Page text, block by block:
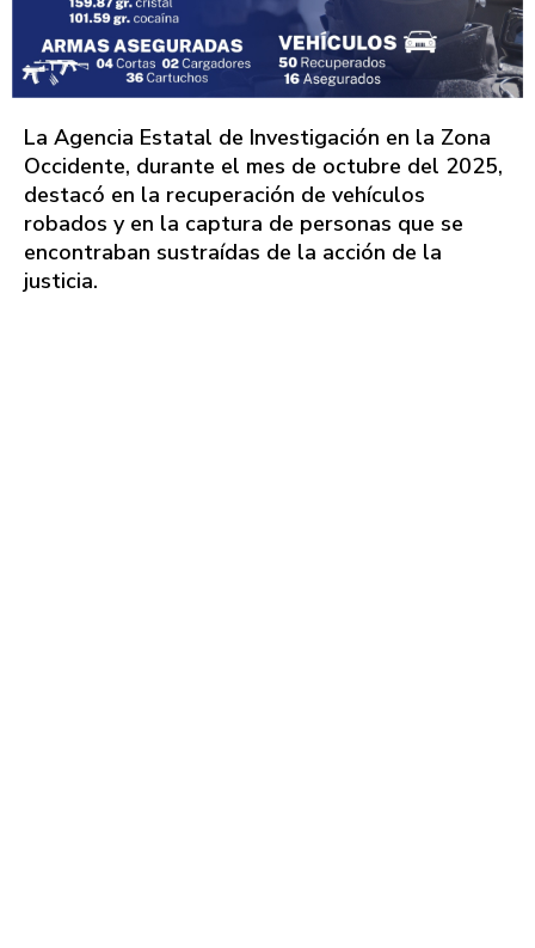
La Agencia Estatal de Investigación en la Zona
Occidente, durante el mes de octubre del 2025,
destacó en la recuperación de vehículos
robados y en la captura de personas que se
encontraban sustraídas de la acción de la
justicia.